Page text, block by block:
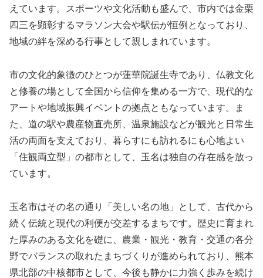
えています。スポーツや文化活動も盛んで、市内では金栗
四三を顕彰するマラソン大会や駅伝が恒例となっており、
地域の絆を深める行事として親しまれています。
市の文化的象徴のひとつが蓮華院誕生寺であり、仏教文化
と修養の場として全国から信仰を集める一方で、現代的な
アートや地域振興イベントの拠点ともなっています。ま
た、道の駅や農産物直売所、温泉施設などが観光と日常生
活の両面を支えており、暮らすにも訪れるにも心地よい
「住観両立型」の都市として、玉名は独自の存在感を放っ
ています。
玉名市はその名の通り「美しい名の地」として、古代から
続く伝統と現代の利便が交差するまちです。歴史に育まれ
た厚みのある文化を礎に、農業・観光・教育・交通の各分
野でバランスの取れたまちづくりが進められており、熊本
県北部の中核都市として、今後も静かに力強く歩みを続け